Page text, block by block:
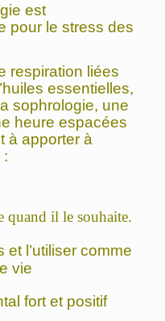
est
pour le stress des
respiration liées
essentielles,
sophrologie, une
heure espacées
à apporter à
:
quand il le souhaite.
l’utiliser comme
vie
fort et positif